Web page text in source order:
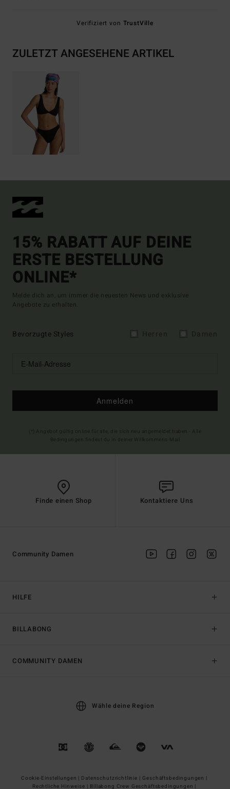
Verifiziert von TrustVille
ZULETZT ANGESEHENE ARTIKEL
15% RABATT AUF DEINE
ERSTE BESTELLUNG
ONLINE*
Melde dich an, um immer die neuesten News und exklusive
Angebote zu erhalten.
Bevorzugte Styles
Anmelden
Finde einen Shop Kontaktiere Uns
HILFE
BILLABONG
Community Damen
COMMUNITY DAMEN
Wähle deine Region
Cookie-Einstellungen | Datenschutzrichtlinie | Geschäftsbedingungen |
Rechtliche Hinweise | Billabong Crew Geschäftsbedingungen |